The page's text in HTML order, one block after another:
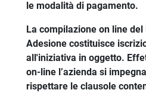
le modalità di pagamento.
La compilazione on line
Adesione costituisce
all'iniziativa in oggetto.
on-line l’azienda si
rispettare le clausole